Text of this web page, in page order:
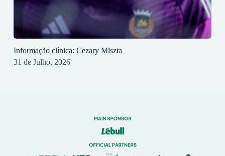
Informação clínica: Cezary Miszta
31 de Julho, 2026